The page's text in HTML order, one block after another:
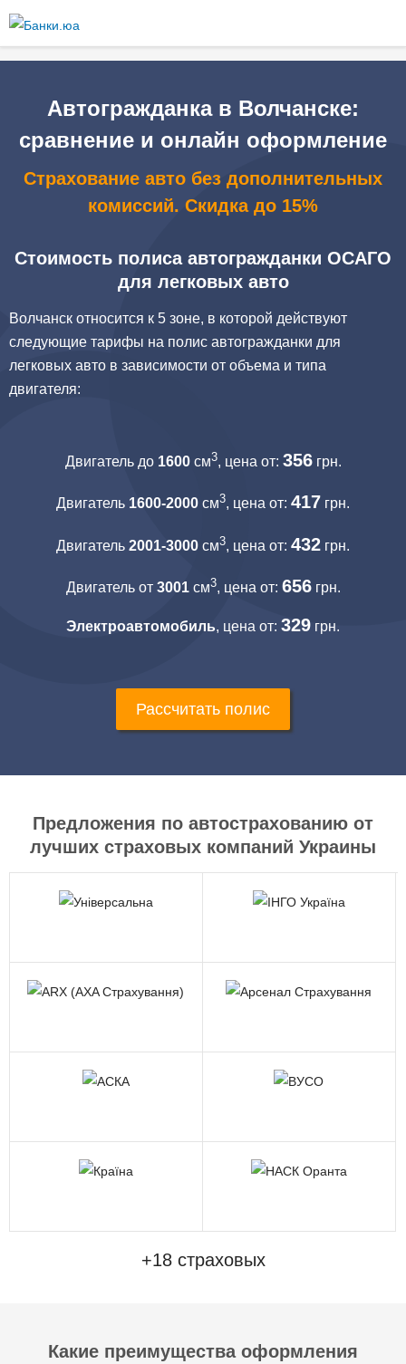
содержанию
Автогражданка в Волчанске:
сравнение и онлайн оформление
Страхование авто без дополнительных
комиссий. Скидка до 15%
Стоимость полиса автогражданки ОСАГО
для легковых авто
Волчанск относится к 5 зоне, в которой действуют
следующие тарифы на полис автогражданки для
легковых авто в зависимости от объема и типа
двигателя:
Двигатель до 1600см3, цена от: 356грн.
Двигатель 1600-2000 см3, цена от: 417 грн.
Двигатель 2001-3000 см3, цена от: 432 грн.
Двигатель от 3001см3, цена от: 656грн.
Электроавтомобиль, цена от: 329 грн.
Рассчитать полис
Предложения по автострахованию от
лучших страховых компаний Украины
+18 страховых
Какие преимущества оформления